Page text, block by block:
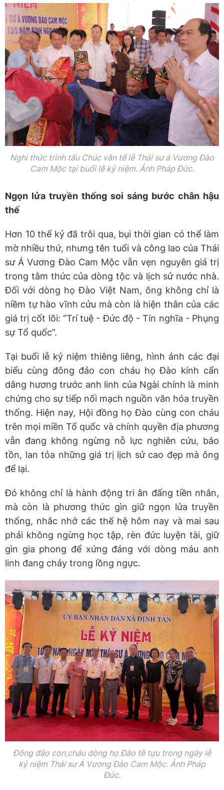
Nghi thức trình tấu Chúc văn tế lễ Thái sư á Vương Đào
Cam Mộc tại buổi lễ kỷ niệm. Ảnh Pháp Đức.
Ngọn lửa truyền thống soi sáng bước chân hậu
thế
Hơn 10 thế kỷ đã trôi qua, bụi thời gian có thể làm
mờ nhiều thứ, nhưng tên tuổi và công lao của Thái
sư Á Vương Đào Cam Mộc vẫn vẹn nguyên giá trị
trong tâm thức của dòng tộc và lịch sử nước nhà.
Đối với dòng họ Đào Việt Nam, ông không chỉ là
niềm tự hào vĩnh cửu mà còn là hiện thân của các
giá trị cốt lõi: “Trí tuệ - Đức độ - Tín nghĩa - Phụng
sự Tổ quốc”.
Tại buổi lễ kỷ niệm thiêng liêng, hình ảnh các đại
biểu cùng đông đảo con cháu họ Đào kính cẩn
dâng hương trước anh linh của Ngài chính là minh
chứng cho sự tiếp nối mạch nguồn văn hóa truyền
thống. Hiện nay, Hội đồng họ Đào cùng con cháu
trên mọi miền Tổ quốc và chính quyền địa phương
vẫn đang không ngừng nỗ lực nghiên cứu, bảo
tồn, lan tỏa những giá trị lịch sử cao đẹp mà ông
để lại.
Đó không chỉ là hành động tri ân đấng tiền nhân,
mà còn là phương thức gìn giữ ngọn lửa truyền
thống, nhắc nhở các thế hệ hôm nay và mai sau
phải không ngừng học tập, rèn đức luyện tài, giữ
gìn gia phong để xứng đáng với dòng máu anh
linh đang chảy trong lồng ngực.
Đông đảo con,cháu dòng họ Đào tề tựu trong ngày lễ
kỷ niệm Thái sư Á Vương Đào Cam Mộc. Ảnh Pháp
Đức.